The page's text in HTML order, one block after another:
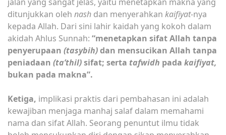
ditunjukkan oleh nash dan menyerahkan kaifiyat-nya
kepada Allah. Dari sini lahir kaidah yang kokoh dalam
akidah Ahlus Sunnah: “menetapkan sifat Allah tanpa
penyerupaan (tasybih)dan mensucikan Allah tanpa
peniadaan (ta’thil)sifat; serta tafwidh pada kaifiyat,
bukan pada makna”.
Ketiga, implikasi praktis dari pembahasan ini adalah
kewajiban menjaga manhaj salaf dalam memahami
nama dan sifat Allah. Seorang penuntut ilmu tidak